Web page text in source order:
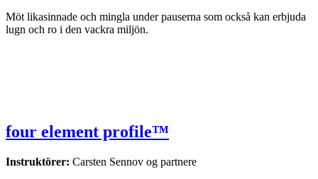
Möt likasinnade och mingla under pauserna som också kan erbjuda
lugn och ro i den vackra miljön.
four element profile™
Instruktörer: Carsten Sennov og partnere